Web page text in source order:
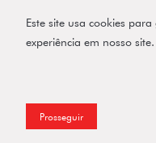
Este site usa cookies
experiência em nosso site.
Prosseguir
exclusivamente responsável por
Copyright 2026 - Av. Doutor
CEP: